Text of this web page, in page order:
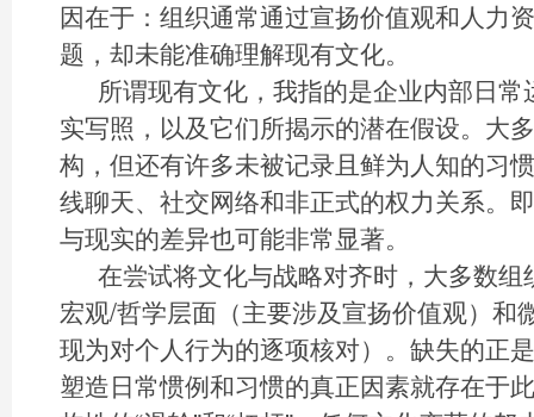
因在于：组织通常通过宣扬价值观和人力
题，却未能准确理解现有文化。
所谓现有文化，我指的是企业内部日
实写照，以及它们所揭示的潜在假设。大
构，但还有许多未被记录且鲜为人知的习
线聊天、社交网络和非正式的权力关系。
与现实的差异也可能非常显著。
在尝试将文化与战略对齐时，大多数
宏观/哲学层面（主要涉及宣扬价值观）和
现为对个人行为的逐项核对）。缺失的
塑造日常惯例和习惯的真正因素就存在于